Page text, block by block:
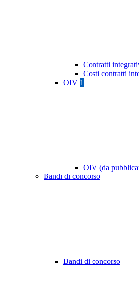
Contratti
Costi contratti
OIV 1
OIV (da
Bandi di concorso
Bandi di concorso